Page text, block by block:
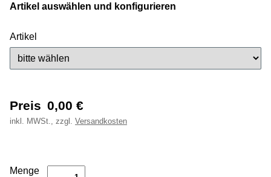
Artikel auswählen und konfigurieren
Artikel
Preis 0,00 €
inkl. MWSt., zzgl. Versandkosten
Menge